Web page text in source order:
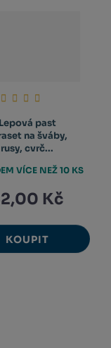
Lepová past
na šváby,
rusy, cvrč...
Kč
KOUPIT
VÍCE NEŽ 10 KS